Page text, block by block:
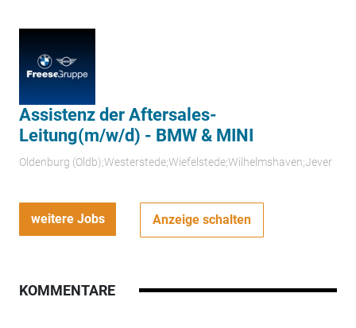
Assistenz der Aftersales-
Leitung(m/w/d) - BMW & MINI
Oldenburg (Oldb);Westerstede;Wiefelstede;Wilhelmshaven;Jever
weitere Jobs Anzeige schalten
KOMMENTARE